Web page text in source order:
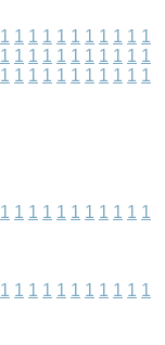
1 1 1 1 1 1 1 1 1 1 1
1 1 1 1 1 1 1 1 1 1 1
1 1 1 1 1 1 1 1 1 1 1
1 1 1 1 1 1 1 1 1 1 1
1 1 1 1 1 1 1 1 1 1 1